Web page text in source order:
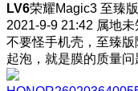
LV6荣耀Magic3 至臻
2021-9-9 21:42 属地未
不要怪手机壳，至臻
起泡，就是膜的质量问